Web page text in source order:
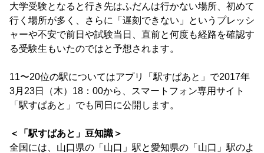
大学受験となると行き先はふだんは行かない場所、初めて
行く場所が多く、さらに「遅刻できない」というプレッシ
ャーや不安で前日や試験当日、直前と何度も経路を確認す
る受験生もいたのではと予想されます。
11〜20位の駅についてはアプリ「駅すぱあと」で2017年
3月23日（木）18：00から、スマートフォン専用サイト
「駅すぱあと」でも同日に公開します。
＜「駅すぱあと」豆知識＞
全国には、山口県の「山口」駅と愛知県の「山口」駅のよ